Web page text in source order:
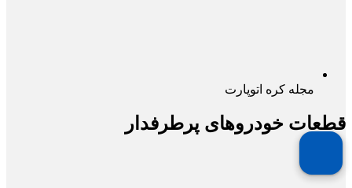
مجله کره اتوپارت
قطعات خودروهای پرطرفدار